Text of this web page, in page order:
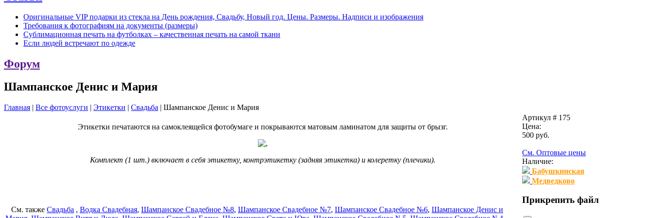
Оригинальные VIP подарки из стекла на День рождения, Свадьбу, Новый год. Цены. Размеры. Надписи и изображения
Требования к фотографиям на документы (размеры)
Сублимационная печать на футболках – качественная печать на самой ткани
Если людей встречают по одежде
Форум
Шампанское Денис и Мария
Главная | Все фотоуслуги | Этикетки | Свадьба | Шампанское Денис и Мария
Этикетки печатаются на самоклеящейся фотобумаге и покрываются матовым ламинатом для защиты от брызг.
Комплект (1 шт.) включает в себя этикетку, контрэтикетку (задняя этикетка) и колеретку (плечики).
См. также Свадьба , Водка Свадебная, Шампанское Свадебное №8, Шампанское Свадебное №7, Шампанское Свадебное №6, Шампанское Денис и
Артикул # 175
Цена:
500 pуб.
См. Оптовые цены
Наличие:
Бабушкинская
Медведково
Прикрепить файл